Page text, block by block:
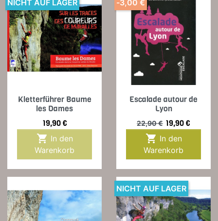
Kletterführer Baume
les Dames
Preis
19,90 €

Warenkorb
NICHT AUF LAGER
Escalade autour de
Lyon
Verkaufspreis
22,90 € Preis
19,90 €

Warenkorb
-3,00 €
NICHT AUF LAGER